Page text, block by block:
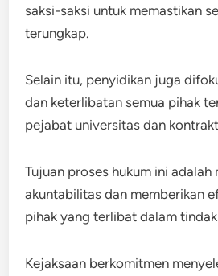
saksi-saksi untuk memastikan
terungkap.
Selain itu, penyidikan juga
dan keterlibatan semua pihak
pejabat universitas dan
Tujuan proses hukum ini adalah
akuntabilitas dan memberikan
pihak yang terlibat dalam
Kejaksaan berkomitmen